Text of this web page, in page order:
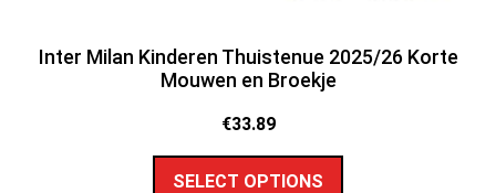
Inter Milan Kinderen Thuistenue 2025/26 Korte
Mouwen en Broekje
€33.89
SELECT OPTIONS